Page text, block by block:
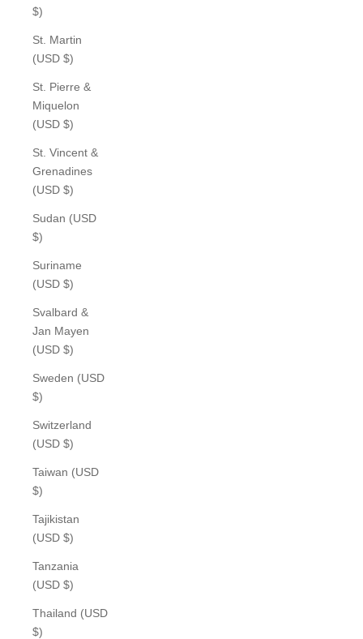
$)
St. Martin
(USD $)
St. Pierre &
Miquelon
(USD $)
St. Vincent &
Grenadines
(USD $)
Sudan (USD
$)
Suriname
(USD $)
Svalbard &
Jan Mayen
(USD $)
Sweden (USD
$)
Switzerland
(USD $)
Taiwan (USD
$)
Tajikistan
(USD $)
Tanzania
(USD $)
Thailand (USD
$)